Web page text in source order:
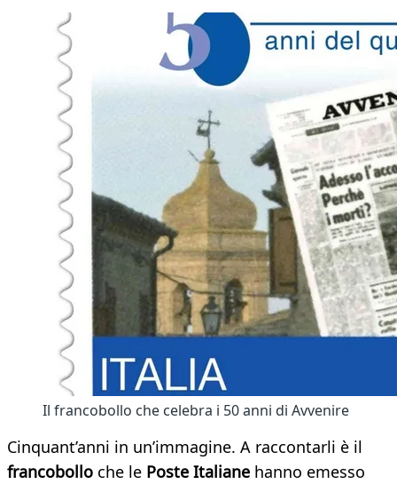
Il francobollo che celebra i 50 anni di Avvenire
Cinquant’anni in un’immagine. A raccontarli è il
francobollo che le Poste Italiane hanno emesso